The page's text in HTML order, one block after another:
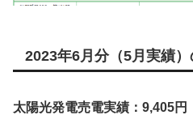
2023年6月分（5月実績
太陽光発電売電実績：9,405円